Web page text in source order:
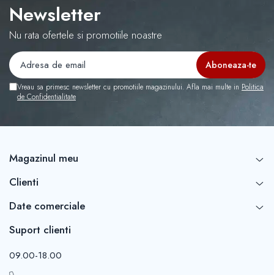
Newsletter
Nu rata ofertele si promotiile noastre
Vreau sa primesc newsletter cu promotiile magazinului. Afla mai multe in Politica
de Confidentialitate
Magazinul meu
Clienti
Date comerciale
Suport clienti
09.00-18.00